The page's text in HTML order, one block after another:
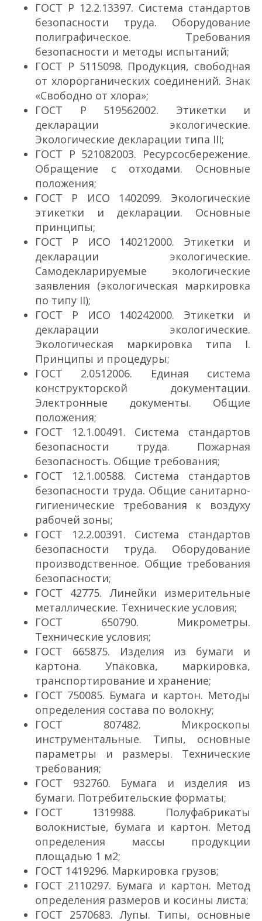
ГОСТ Р 12.2.133­97. Система стандартов
безопасности труда. Оборудование
полиграфическое. Требования
безопасности и методы испытаний;
ГОСТ Р 51150­98. Продукция, свободная
от хлорорганических соединений. Знак
«Свободно от хлора»;
ГОСТ Р 51956­2002. Этикетки и
декларации экологические.
Экологические декларации типа III;
ГОСТ Р 52108­2003. Ресурсосбережение.
Обращение с отходами. Основные
положения;
ГОСТ Р ИСО 14020­99. Экологические
этикетки и декларации. Основные
принципы;
ГОСТ Р ИСО 14021­2000. Этикетки и
декларации экологические.
Самодекларируемые экологические
заявления (экологическая маркировка
по типу II);
ГОСТ Р ИСО 14024­2000. Этикетки и
декларации экологические.
Экологическая маркировка типа I.
Принципы и процедуры;
ГОСТ 2.051­2006. Единая система
конструкторской документации.
Электронные документы. Общие
положения;
ГОСТ 12.1.004­91. Система стандартов
безопасности труда. Пожарная
безопасность. Общие требования;
ГОСТ 12.1.005­88. Система стандартов
безопасности труда. Общие санитарно­
гигиенические требования к воздуху
рабочей зоны;
ГОСТ 12.2.003­91. Система стандартов
безопасности труда. Оборудование
производственное. Общие требования
безопасности;
ГОСТ 427­75. Линейки измерительные
металлические. Технические условия;
ГОСТ 6507­90. Микрометры.
Технические условия;
ГОСТ 6658­75. Изделия из бумаги и
картона. Упаковка, маркировка,
транспортирование и хранение;
ГОСТ 7500­85. Бумага и картон. Методы
определения состава по волокну;
ГОСТ 8074­82. Микроскопы
инструментальные. Типы, основные
параметры и размеры. Технические
требования;
ГОСТ 9327­60. Бумага и изделия из
бумаги. Потребительские форматы;
ГОСТ 13199­88. Полуфабрикаты
волокнистые, бумага и картон. Метод
определения массы продукции
площадью 1 м2;
ГОСТ 14192­96. Маркировка грузов;
ГОСТ 21102­97. Бумага и картон. Метод
определения размеров и косины листа;
ГОСТ 25706­83. Лупы. Типы, основные